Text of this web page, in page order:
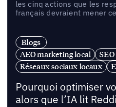
les cinq actions que les
français devraient mener
Blogs
AEO marketing local
Réseaux sociaux locaux
Pourquoi optimiser
alors que l’IA lit